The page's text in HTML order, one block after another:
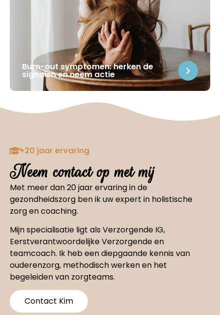
Burn-out symptomen: herken de
signalen en neem actie
+20 jaar ervaring
Neem contact op met mij
Met meer dan 20 jaar ervaring in de
gezondheidszorg ben ik uw expert in holistische
zorg en coaching.
Mijn specialisatie ligt als Verzorgende IG,
Eerstverantwoordelijke Verzorgende en
teamcoach. Ik heb een diepgaande kennis van
ouderenzorg, methodisch werken en het
begeleiden van zorgteams.
Contact Kim